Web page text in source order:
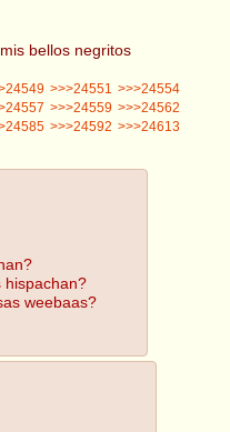
bellos negritos
>>>24551
>>>24554
>>>24559 >>>24562
>>>24592 >>>24613
hispachan?
weebaas?